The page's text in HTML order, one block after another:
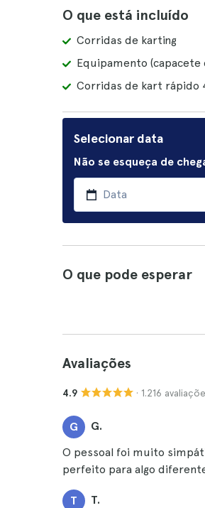
O que está incluído
Corridas de karting
Equipamento
Corridas de kart rápido
Selecionar data
Não se esqueça de
O que pode esperar
Avaliações
4.9 · 1.216
G G.
O pessoal foi muito
perfeito para algo
T T.